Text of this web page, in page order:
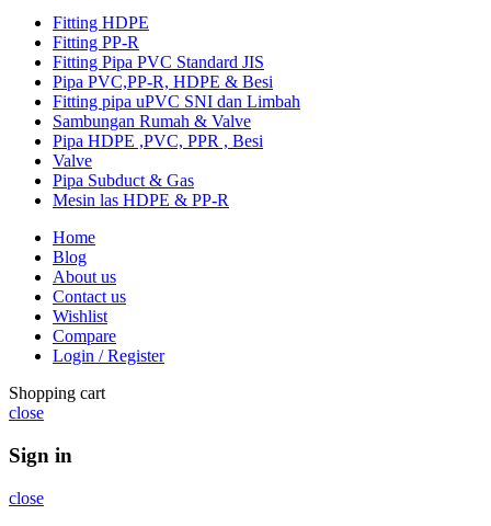
Fitting HDPE
Fitting PP-R
Fitting Pipa PVC Standard JIS
Pipa PVC,PP-R, HDPE & Besi
Fitting pipa uPVC SNI dan Limbah
Sambungan Rumah & Valve
Pipa HDPE ,PVC, PPR , Besi
Valve
Pipa Subduct & Gas
Mesin las HDPE & PP-R
Home
Blog
About us
Contact us
Wishlist
Compare
Login / Register
Shopping cart
close
Sign in
close